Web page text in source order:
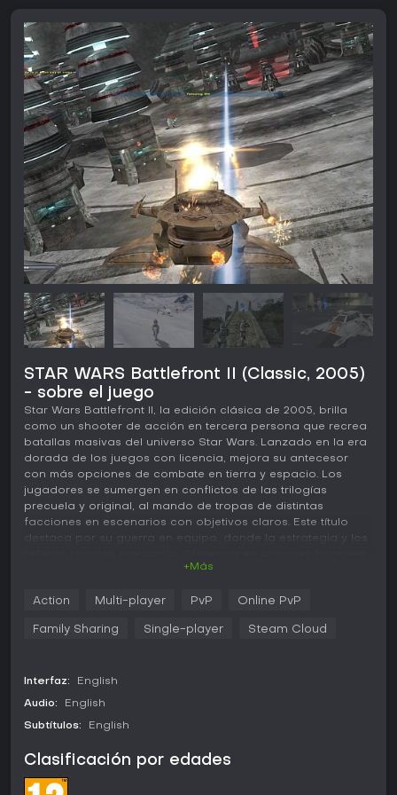
STAR WARS Battlefront II (Classic, 2005)
- sobre el juego
Star Wars Battlefront II, la edición clásica de 2005, brilla
como un shooter de acción en tercera persona que recrea
batallas masivas del universo Star Wars. Lanzado en la era
dorada de los juegos con licencia, mejora su antecesor
con más opciones de combate en tierra y espacio. Los
jugadores se sumergen en conflictos de las trilogías
precuela y original, al mando de tropas de distintas
facciones en escenarios con objetivos claros. Este título
destaca por su guerra en equipo, donde la estrategia y los
Jugabilidad
La jugabilidad gira en torno al combate de infantería con
donde puedes tomar el mando de más de 30 vehículos -
desde speeders hasta walkers- para obtener ventajas
tácticas. El combate espacial trae dogfights en naves
fluidas entre pilotaje y abordajes para peleas cuerpo a
cuerpo. Personajes Jedi y Sith jugables aportan un plus de
poder, desbloqueados por rendimiento, permitiendo
+Más
Action Multi-player PvP Online PvP
Family Sharing Single-player Steam Cloud
Interfaz: English
Audio: English
Subtítulos: English
Clasificación por edades